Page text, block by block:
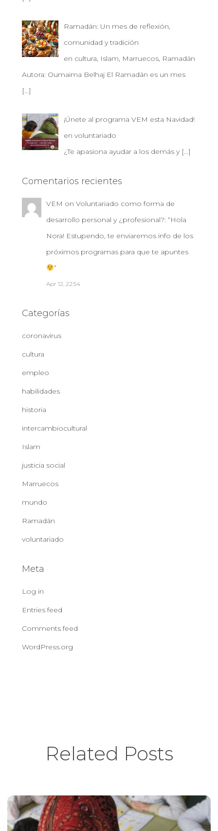
Ramadán: Un mes de reflexión,
comunidad y tradición
en cultura, Islam, Marruecos, Ramadán
Autora: Oumaima Belhaj El Ramadán es un mes
[…]
¡Únete al programa VEM esta Navidad!
en voluntariado
¿Te apasiona ayudar a los demás y […]
Comentarios recientes
VEM on Voluntariado como forma de
desarrollo personal y ¿profesional?: “Hola
Nora! Estupendo, te enviaremos info de los
próximos programas para que te apuntes
”
Apr 12, 22:54
Categorías
coronavirus
cultura
empleo
habilidades
historia
intercambiocultural
Islam
justicia social
Marruecos
mundo
Ramadán
voluntariado
Meta
Log in
Entries feed
Comments feed
WordPress.org
Related Posts